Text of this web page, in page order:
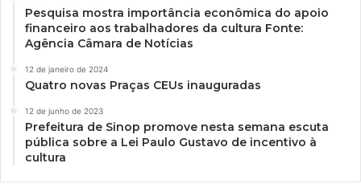
Pesquisa mostra importância econômica do apoio
financeiro aos trabalhadores da cultura Fonte:
Agência Câmara de Notícias
12 de janeiro de 2024
Quatro novas Praças CEUs inauguradas
12 de junho de 2023
Prefeitura de Sinop promove nesta semana escuta
pública sobre a Lei Paulo Gustavo de incentivo à
cultura